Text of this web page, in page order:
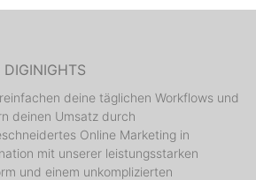
DIGINIGHTS
deine täglichen Workflows und
deinen Umsatz durch
Online Marketing in
mit unserer leistungsstarken
und einem unkomplizierten